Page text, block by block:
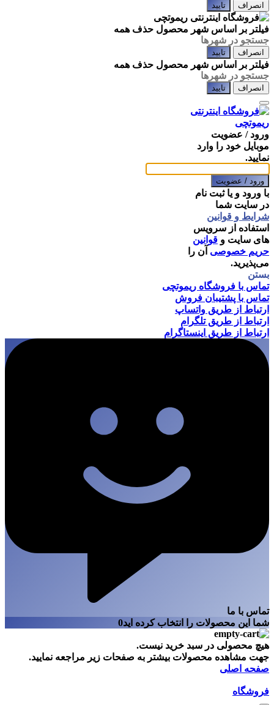
انصراف تایید
فیلتر بر اساس شهر محصول حذف همه
انصراف تایید
فیلتر بر اساس شهر محصول حذف همه
انصراف تایید
ورود / عضویت
موبایل خود را وارد
نمایید.
ورود / عضویت
با ورود و یا ثبت نام
در سایت شما
شرایط و قوانین
استفاده از سرویس
های سایت و قوانین
حریم خصوصی آن را
می‌پذیرید.
بستن
تماس با فروشگاه ریموتچی
تماس با پشتیبان فروش
ارتباط از طریق واتساپ
ارتباط از طریق تلگرام
ارتباط از طریق اینستاگرام
تماس با ما
شما این محصولات را انتخاب کرده اید0
هیچ محصولی در سبد خرید نیست.
جهت مشاهده محصولات بیشتر به صفحات زیر مراجعه نمایید.
صفحه اصلی
فروشگاه